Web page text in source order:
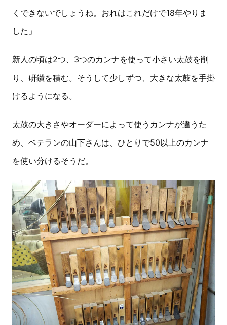
くできないでしょうね。おれはこれだけで18年やりま
した」
新人の頃は2つ、3つのカンナを使って小さい太鼓を削
り、研鑽を積む。そうして少しずつ、大きな太鼓を手掛
けるようになる。
太鼓の大きさやオーダーによって使うカンナが違うた
め、ベテランの山下さんは、ひとりで50以上のカンナ
を使い分けるそうだ。